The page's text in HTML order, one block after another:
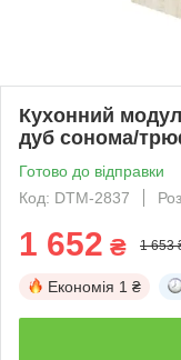
Кухонний
дуб сонома/
Готово до відправки
Код: DTM-2837
1 652 ₴ 1 653
Економія 1 ₴